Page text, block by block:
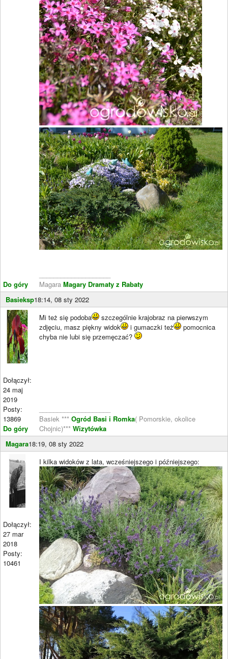
Do góry
Magara Magary Dramaty z Rabaty
Basieksp18:14, 08 sty 2022
Dołączył:
24 maj
2019
Posty:
13869
Do góry
Mi też się podoba
szczególnie krajobraz na pierwszym
zdjęciu, masz piękny widok
i gumaczki też
pomocnica
chyba nie lubi się przemęczać?
Basiek *** Ogród Basi i Romka( Pomorskie, okolice
Chojnic)*** Wizytówka
Magara18:19, 08 sty 2022
Dołączył:
27 mar
2018
Posty:
10461
I kilka widoków z lata, wcześniejszego i późniejszego: